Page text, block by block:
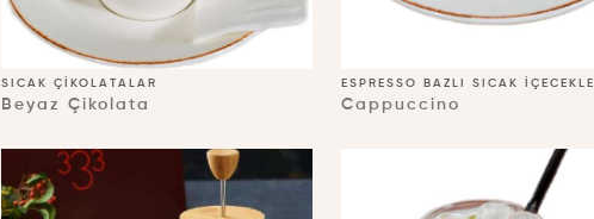
SICAK ÇIKOLATALAR
Beyaz Çikolata
ESPRESSO BAZLI SICAK
Cappuccino